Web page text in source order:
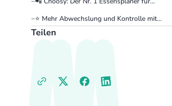
⭐️ Mehr Abwechslung und Kontrolle mit
Choosy Premium
Teilen